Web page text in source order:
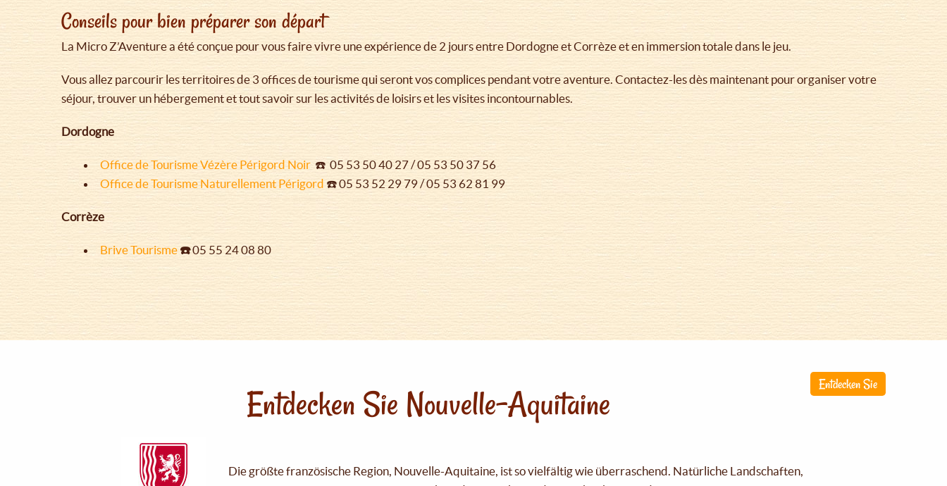
Conseils pour bien préparer son départ
La Micro Z’Aventure a été conçue pour vous faire vivre une expérience de 2 jours entre Dordogne et Corrèze et en immersion totale dans le jeu.
Vous allez parcourir les territoires de 3 offices de tourisme qui seront vos complices pendant votre aventure. Contactez-les dès maintenant pour organiser votre
séjour, trouver un hébergement et tout savoir sur les activités de loisirs et les visites incontournables.
Dordogne
Office de Tourisme Vézère Périgord Noir ☎️ 05 53 50 40 27 / 05 53 50 37 56
Office de Tourisme Naturellement Périgord ☎️ 05 53 52 29 79 / 05 53 62 81 99
Corrèze
Brive Tourisme ☎️05 55 24 08 80
Entdecken Sie
Entdecken Sie Nouvelle-Aquitaine
Die größte französische Region, Nouvelle-Aquitaine, ist so vielfältig wie überraschend. Natürliche Landschaften,